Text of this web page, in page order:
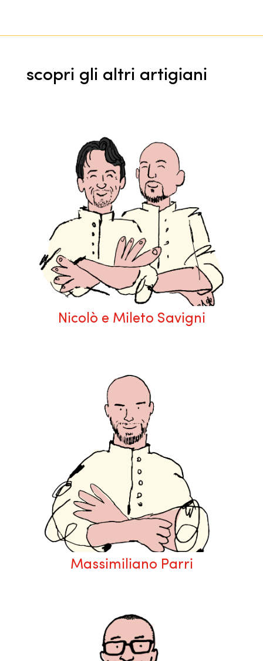
scopri gli altri artigiani
Nicolò e Mileto Savigni
Massimiliano Parri